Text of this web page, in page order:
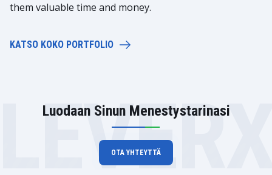
them valuable time and money.
KATSO KOKO PORTFOLIO
Luodaan Sinun Menestystarinasi
OTA YHTEYTTÄ